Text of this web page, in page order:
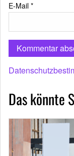
E-Mail *
Das könnte